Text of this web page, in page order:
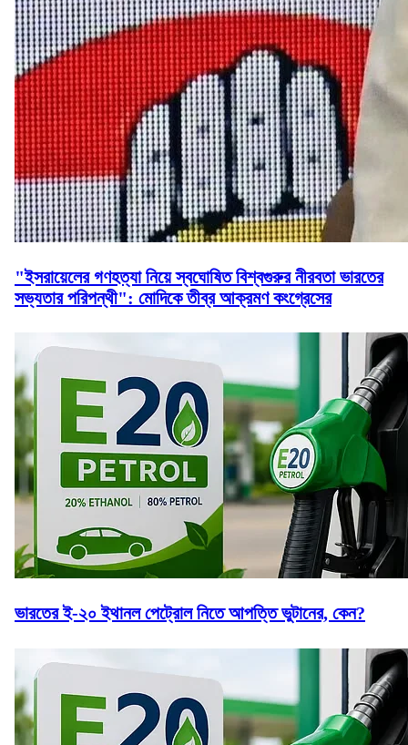
"ইসরায়েলের গণহত্যা নিয়ে স্বঘোষিত বিশ্বগুরুর নীরবতা ভারতের
সভ্যতার পরিপন্থী": মোদিকে তীব্র আক্রমণ কংগ্রেসের
ভারতের ই-২০ ইথানল পেট্রোল নিতে আপত্তি ভুটানের, কেন?